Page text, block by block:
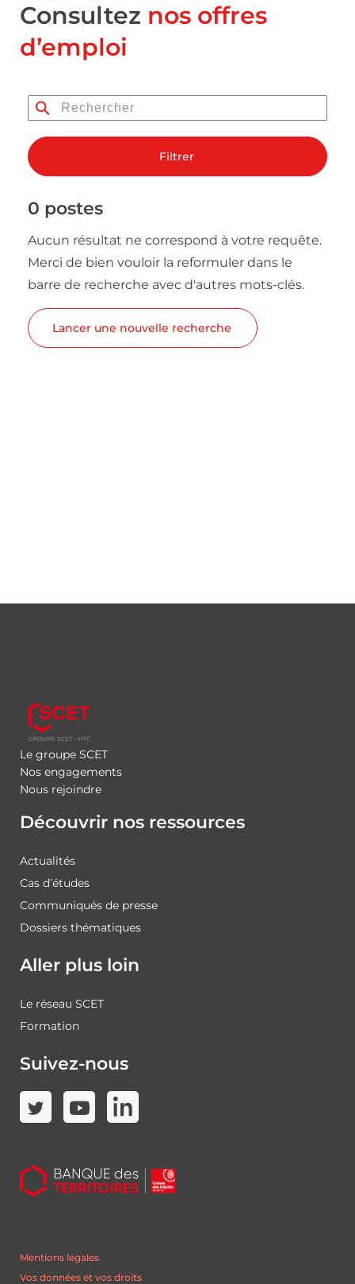
Consultez nos offres
d’emploi
Filtrer
0 postes
Aucun résultat ne correspond à votre requête.
Merci de bien vouloir la reformuler dans le
barre de recherche avec d'autres mots-clés.
Lancer une nouvelle recherche
Le groupe SCET
Nos engagements
Nous rejoindre
Découvrir nos ressources
Actualités
Cas d’études
Communiqués de presse
Dossiers thématiques
Aller plus loin
Le réseau SCET
Formation
Suivez-nous
Mentions légales
Vos données et vos droits